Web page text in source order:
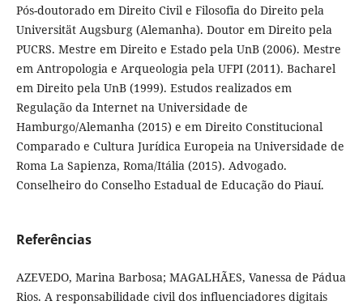
Pós-doutorado em Direito Civil e Filosofia do Direito pela
Universität Augsburg (Alemanha). Doutor em Direito pela
PUCRS. Mestre em Direito e Estado pela UnB (2006). Mestre
em Antropologia e Arqueologia pela UFPI (2011). Bacharel
em Direito pela UnB (1999). Estudos realizados em
Regulação da Internet na Universidade de
Hamburgo/Alemanha (2015) e em Direito Constitucional
Comparado e Cultura Jurídica Europeia na Universidade de
Roma La Sapienza, Roma/Itália (2015). Advogado.
Conselheiro do Conselho Estadual de Educação do Piauí.
Referências
AZEVEDO, Marina Barbosa; MAGALHÃES, Vanessa de Pádua
Rios. A responsabilidade civil dos influenciadores digitais